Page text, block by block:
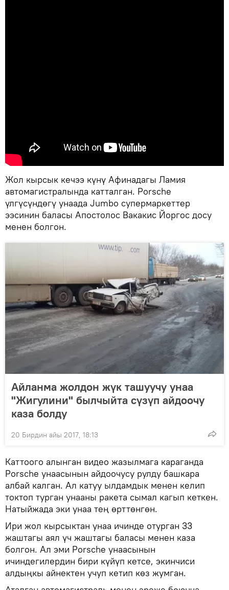
Жол кырсык кечээ күнү Афинадагы Ламия
автомагистралында катталган. Porsche
үлгүсүндөгү унаада Jumbo супермаркеттер
ээсинин баласы Апостолос Вакакис Йоргос досу
менен болгон.
Айланма жолдон жүк ташуучу унаа
"Жигулини" былчыйта сүзүп айдоочу
каза болду
20 Бирдин айы 2017, 18:13
Каттоого алынган видео жазылмага караганда
Porsche унаасынын айдоочусу рулду башкара
албай калган. Ал катуу ылдамдык менен келип
токтоп турган унааны ракета сымал кагып кеткен.
Натыйжада эки унаа тең өрттөнгөн.
Ири жол кырсыктан унаа ичинде отурган 33
жаштагы аял үч жаштагы баласы менен каза
болгон. Ал эми Porsche унаасынын
ичиндегилердин бири күйүп кетсе, экинчиси
алдыңкы айнектен учуп кетип көз жумган.